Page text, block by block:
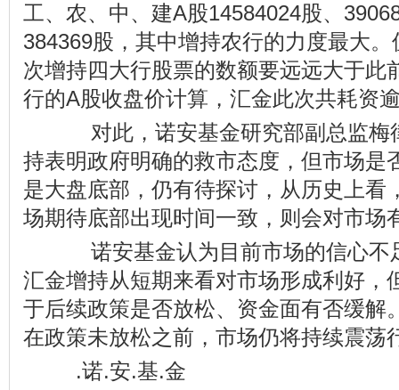
工、农、中、建A股14584024股、
384369股，其中增持农行的力度最大
次增持四大行股票的数额要远远大于此
行的A股收盘价计算，汇金此次共耗资
对此，诺安基金研究部副总监梅
持表明政府明确的救市态度，但市场是
是大盘底部，仍有待探讨，从历史上看
场期待底部出现时间一致，则会对市场
诺安基金认为目前市场的信心不
汇金增持从短期来看对市场形成利好，
于后续政策是否放松、资金面有否缓解
在政策未放松之前，市场仍将持续震荡
.诺.安.基.金